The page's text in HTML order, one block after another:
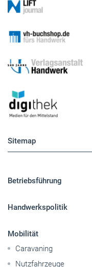
Sitemap
Betriebsführung
Handwerkspolitik
Mobilität
Caravaning
Nutzfahrzeuge